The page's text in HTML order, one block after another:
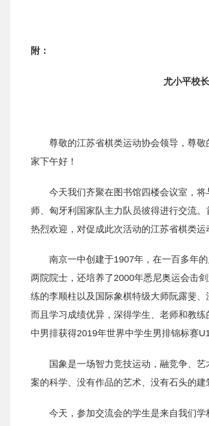
附：
尤小平校
尊敬的江苏省棋类运动协会领导，尊
家下午好！
今天我们齐聚在图书馆四楼会议室，
师、匈牙利国家队主力队员彼得进行交流
热烈欢迎，对促成此次活动的江苏省棋类
南京一中创建于1907年，在一百多年
两院院士，还培养了2000年悉尼奥运会击
练的李顺柱以及国际象棋特级大师阮露斐
而且学习成绩优异，深得学生、老师和教
中男排获得2019年世界中学生男排锦标赛
国象是一场智力竞技运动，融竞争、
案的科学、没有作品的艺术、没有石头的建
今天，参加交流会的学生是来自我们